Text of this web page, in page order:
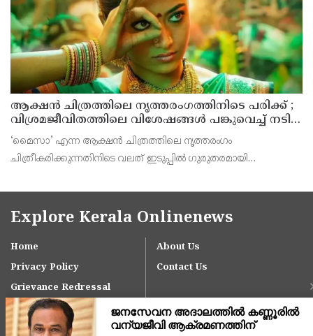
ആക്ഷൻ ചിത്രത്തിലെ നൃത്തരംഗത്തിനിടെ പരിക്ക് ;
വിശ്രമജീവിതത്തിലെ വിശേഷങ്ങൾ പങ്കുവെച്ച് നടി
രശ്മിക മന്ദാന
‘മൈസാ’ എന്ന ആക്ഷൻ ചിത്രത്തിലെ നൃത്തരംഗം
ചിത്രീകരിക്കുന്നതിനിടെ വലത് ഇടുപ്പിൽ ഗുരുതരമായി
ഇടവേളയെടുത്തിരിക്കുകയാണ് നടി രശ്മിക മന്ദാന.
Explore Kerala Onlinenews
Home
About Us
Privacy Policy
Contact Us
Grievance Redressal